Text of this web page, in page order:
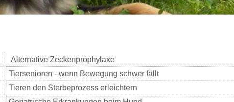
Alternative Zeckenprophylaxe
Tiersenioren - wenn Bewegung schwer fällt
Tieren den Sterbeprozess erleichtern